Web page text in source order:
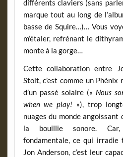
différents claviers (sans
marque tout au long de
basse de Squire…)… Vous
m’étaler, refrénant le
monte à la gorge…
Cette collaboration entre
Stolt, c’est comme un
d’un passé solaire (« Nous
when we play! »), trop
nuages du monde angoissant
la bouillie sonore.
fondamentale, ce qui
Jon Anderson, c’est leur